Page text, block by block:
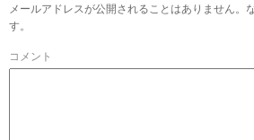
メールアドレスが公開されることはありません。
す。
コメント